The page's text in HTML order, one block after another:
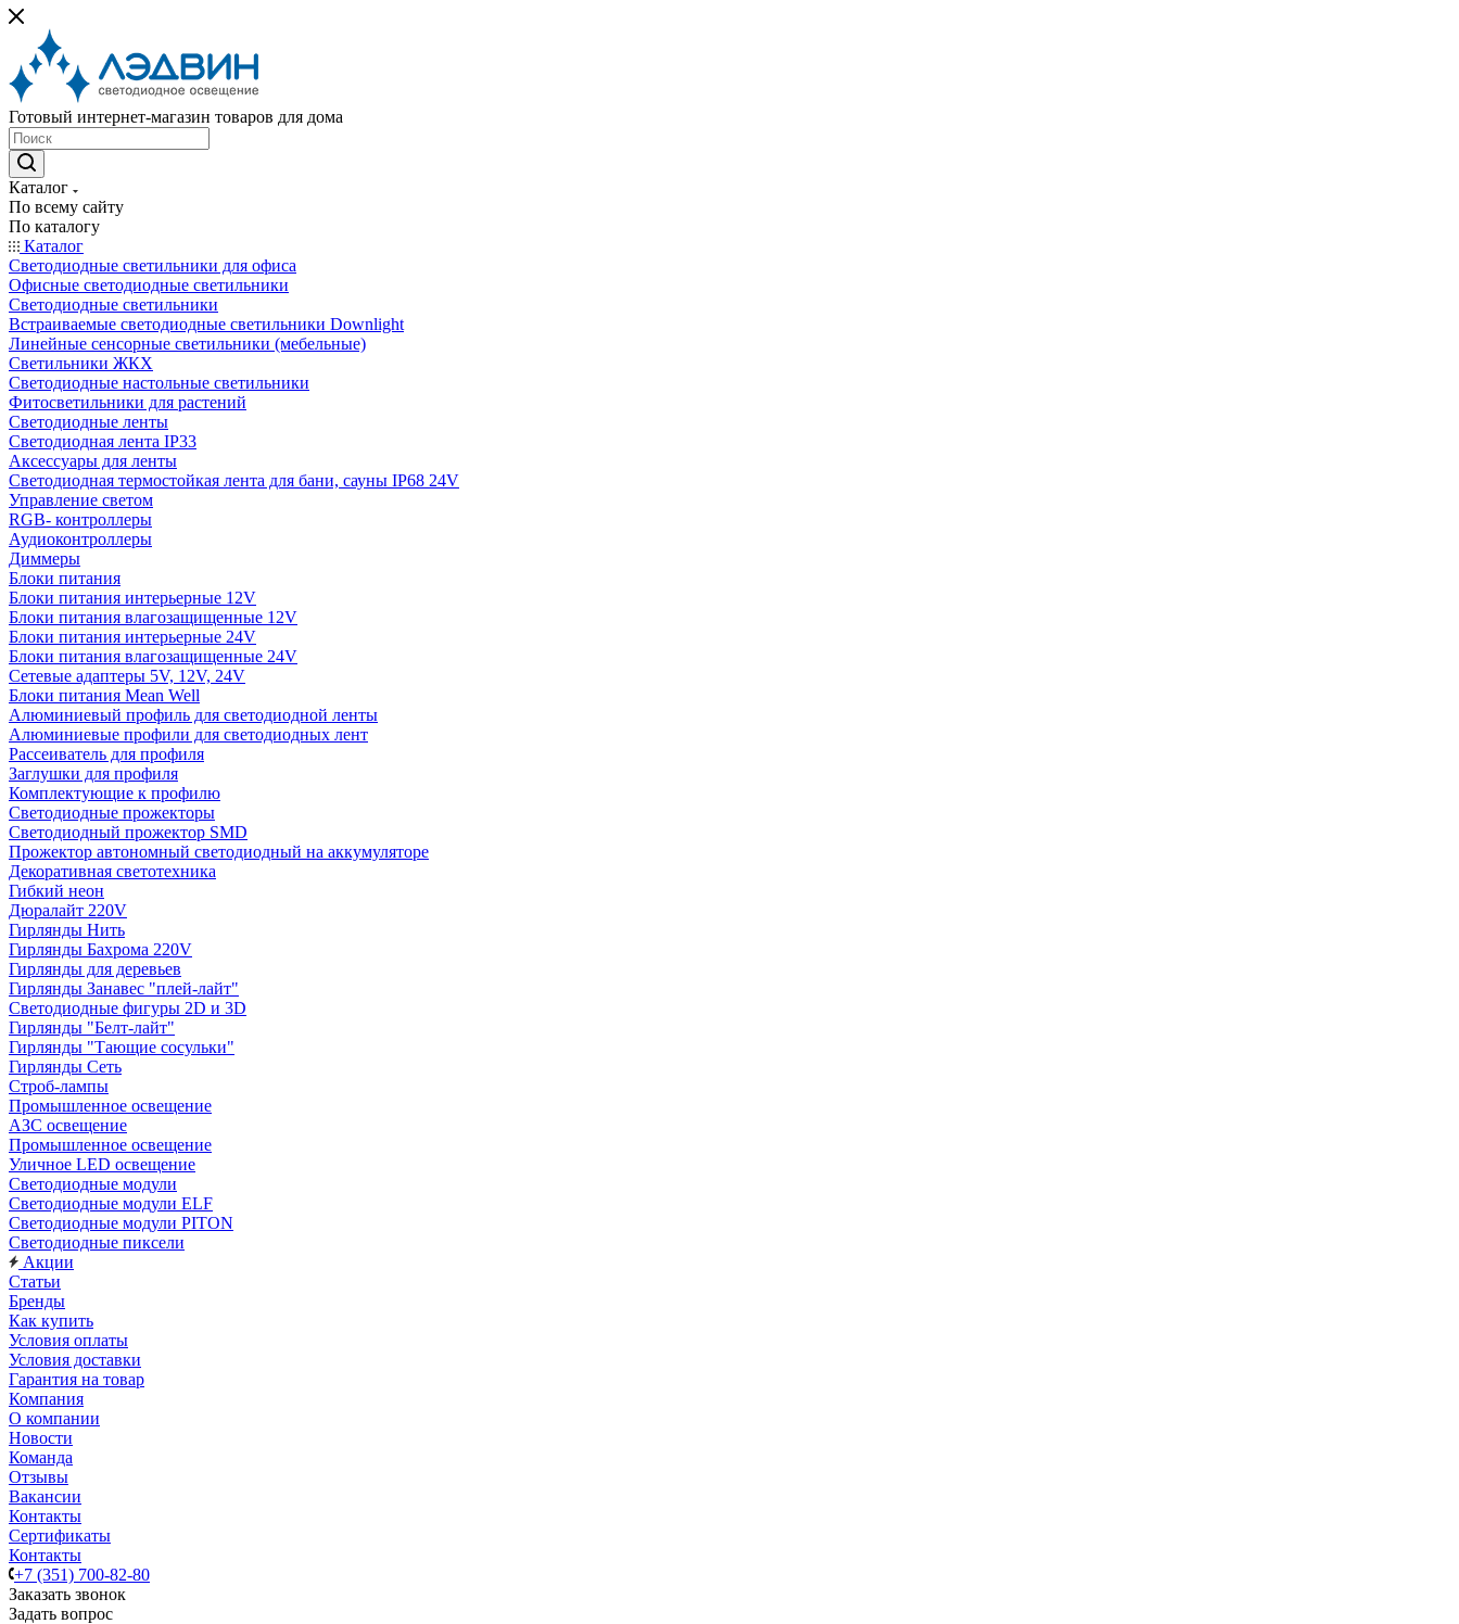
Готовый интернет-магазин товаров для дома
Каталог
По всему сайту
По каталогу
Каталог
Светодиодные светильники для офиса
Офисные светодиодные светильники
Светодиодные светильники
Встраиваемые светодиодные светильники Downlight
Линейные сенсорные светильники (мебельные)
Светильники ЖКХ
Светодиодные настольные светильники
Фитосветильники для растений
Светодиодные ленты
Светодиодная лента IP33
Аксессуары для ленты
Светодиодная термостойкая лента для бани, сауны IP68 24V
Управление светом
RGB- контроллеры
Аудиоконтроллеры
Диммеры
Блоки питания
Блоки питания интерьерные 12V
Блоки питания влагозащищенные 12V
Блоки питания интерьерные 24V
Блоки питания влагозащищенные 24V
Сетевые адаптеры 5V, 12V, 24V
Блоки питания Mean Well
Алюминиевый профиль для светодиодной ленты
Алюминиевые профили для светодиодных лент
Рассеиватель для профиля
Заглушки для профиля
Комплектующие к профилю
Светодиодные прожекторы
Светодиодный прожектор SMD
Прожектор автономный светодиодный на аккумуляторе
Декоративная светотехника
Гибкий неон
Дюралайт 220V
Гирлянды Нить
Гирлянды Бахрома 220V
Гирлянды для деревьев
Гирлянды Занавес "плей-лайт"
Светодиодные фигуры 2D и 3D
Гирлянды "Белт-лайт"
Гирлянды "Тающие сосульки"
Гирлянды Сеть
Строб-лампы
Промышленное освещение
АЗС освещение
Промышленное освещение
Уличное LED освещение
Светодиодные модули
Светодиодные модули ELF
Светодиодные модули PITON
Светодиодные пиксели
Акции
Статьи
Бренды
Как купить
Условия оплаты
Условия доставки
Гарантия на товар
Компания
О компании
Новости
Команда
Отзывы
Вакансии
Контакты
Сертификаты
Контакты
+7 (351) 700-82-80
Заказать звонок
Задать вопрос